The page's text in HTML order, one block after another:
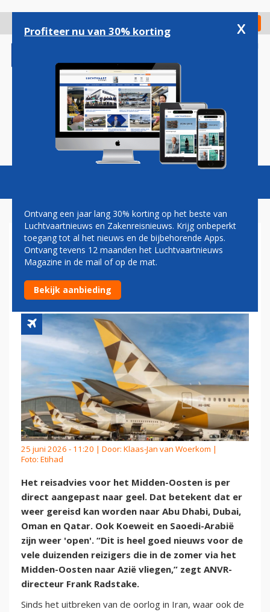
gaan
Check in
Magazine Podcasts Vacatures
REISADVIES MIDDEN-OOSTEN
AANGEPAST: 'GOED NIEUWS
VOOR DUIZENDEN REIZIGERS'
25 juni 2026 - 11:20 | Door: Klaas-Jan van Woerkom |
Foto: Etihad
Het reisadvies voor het Midden-Oosten is per
direct aangepast naar geel. Dat betekent dat er
weer gereisd kan worden naar Abu Dhabi, Dubai,
Oman en Qatar. Ook Koeweit en Saoedi-Arabië
zijn weer 'open'. “Dit is heel goed nieuws voor de
vele duizenden reizigers die in de zomer via het
Midden-Oosten naar Azië vliegen,” zegt ANVR-
directeur Frank Radstake.
Sinds het uitbreken van de oorlog in Iran, waar ook de
Profiteer nu van 30% korting x
Ontvang een jaar lang 30% korting op het beste van
Luchtvaartnieuws en Zakenreisnieuws. Krijg onbeperkt
toegang tot al het nieuws en de bijbehorende Apps.
Ontvang tevens 12 maanden het Luchtvaartnieuws
Magazine in de mail of op de mat.
Bekijk aanbieding